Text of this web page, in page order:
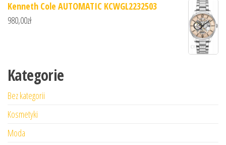
Kenneth Cole AUTOMATIC KCWGL2232503
980,00zł
Kategorie
Bez kategorii
Kosmetyki
Moda